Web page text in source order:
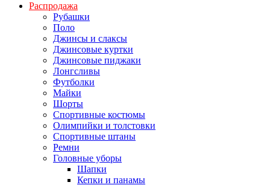
Распродажа
Рубашки
Поло
Джинсы и слаксы
Джинсовые куртки
Джинсовые пиджаки
Лонгсливы
Футболки
Майки
Шорты
Спортивные костюмы
Олимпийки и толстовки
Спортивные штаны
Ремни
Головные уборы
Шапки
Кепки и панамы